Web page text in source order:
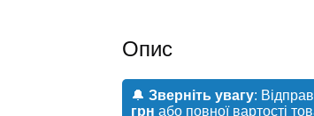
Опис
🔔 Зверніть увагу:
грн або повної вартості